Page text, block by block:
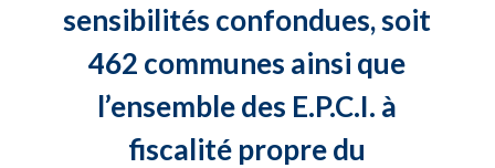
sensibilités confondues, soit
462 communes ainsi que
l’ensemble des E.P.C.I. à
fiscalité propre du